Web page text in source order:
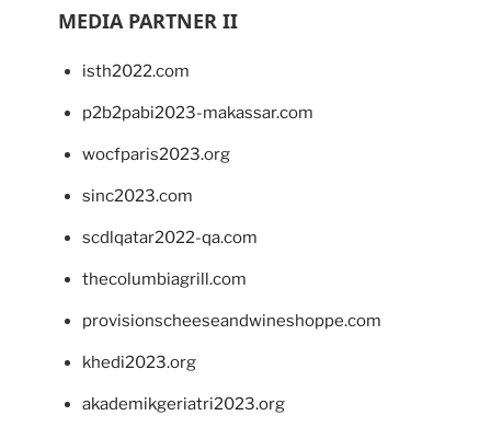
MEDIA PARTNER II
isth2022.com
p2b2pabi2023-makassar.com
wocfparis2023.org
sinc2023.com
scdlqatar2022-qa.com
thecolumbiagrill.com
provisionscheeseandwineshoppe.com
khedi2023.org
akademikgeriatri2023.org